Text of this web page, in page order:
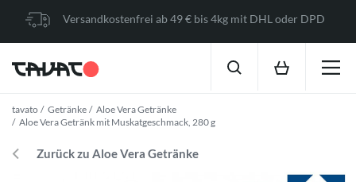
Versandkostenfrei ab 49 € bis 4kg mit DHL oder DPD
tavato Getränke
Aloe Vera Getränke
Aloe Vera Getränk mit Muskatgeschmack, 280 g
Zurück zu Aloe Vera Getränke